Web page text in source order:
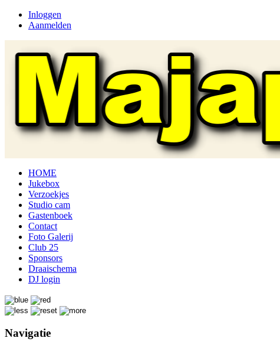
Inloggen
Aanmelden
HOME
Jukebox
Verzoekjes
Studio cam
Gastenboek
Contact
Foto Galerij
Club 25
Sponsors
Draaischema
DJ login
Navigatie